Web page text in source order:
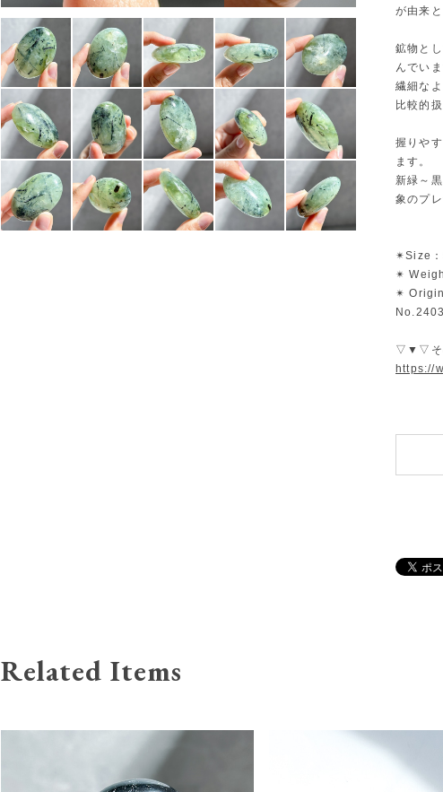
が由来
鉱物と
んでいま
繊細な
比較的
握りや
ます。
新緑～
象のプ
✴︎Size
✴︎
✴︎
▽▼▽そ
https://
Related Items